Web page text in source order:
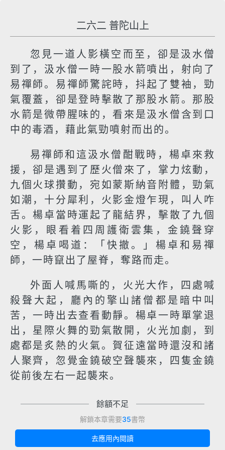
二六二 普陀山上
忽見一道人影橫空而至，卻是汲水僧
到了，汲水僧一時一股水箭噴出，射向了
易禪師。易禪師驚詫時，抖起了雙袖，勁
氣覆蓋，卻是登時擊散了那股水箭。那股
水箭是微帶腥味的，看來是汲水僧含到口
中的毒酒，藉此氣勁噴射而出的。
易禪師和這汲水僧酣戰時，楊卓來救
援，卻是遇到了歷火僧來了，掌力炫動，
九個火球攢動，宛如蒙斯納音附體，勁氣
如潮，十分犀利，火影金燈乍現，叫人咋
舌。楊卓當時運起了龍結界，擊散了九個
火影，眼看着四周護衛雲集，金鐃聲穿
空，楊卓喝道：「快撤。」楊卓和易禪
師，一時竄出了屋脊，奪路而走。
外面人喊馬嘶的，火光大作，四處喊
殺聲大起，廳內的擎山諸僧都是暗中叫
苦，一時出去查看動靜。楊卓一時單掌退
出，星際火舞的勁氣散開，火光加劇，到
處都是炙熱的火氣。賀征遠當時還沒和諸
人聚齊，忽覺金鐃破空聲襲來，四隻金鐃
從前後左右一起襲來。
餘額不足
解鎖本章需要35書幣
去應用內閱讀